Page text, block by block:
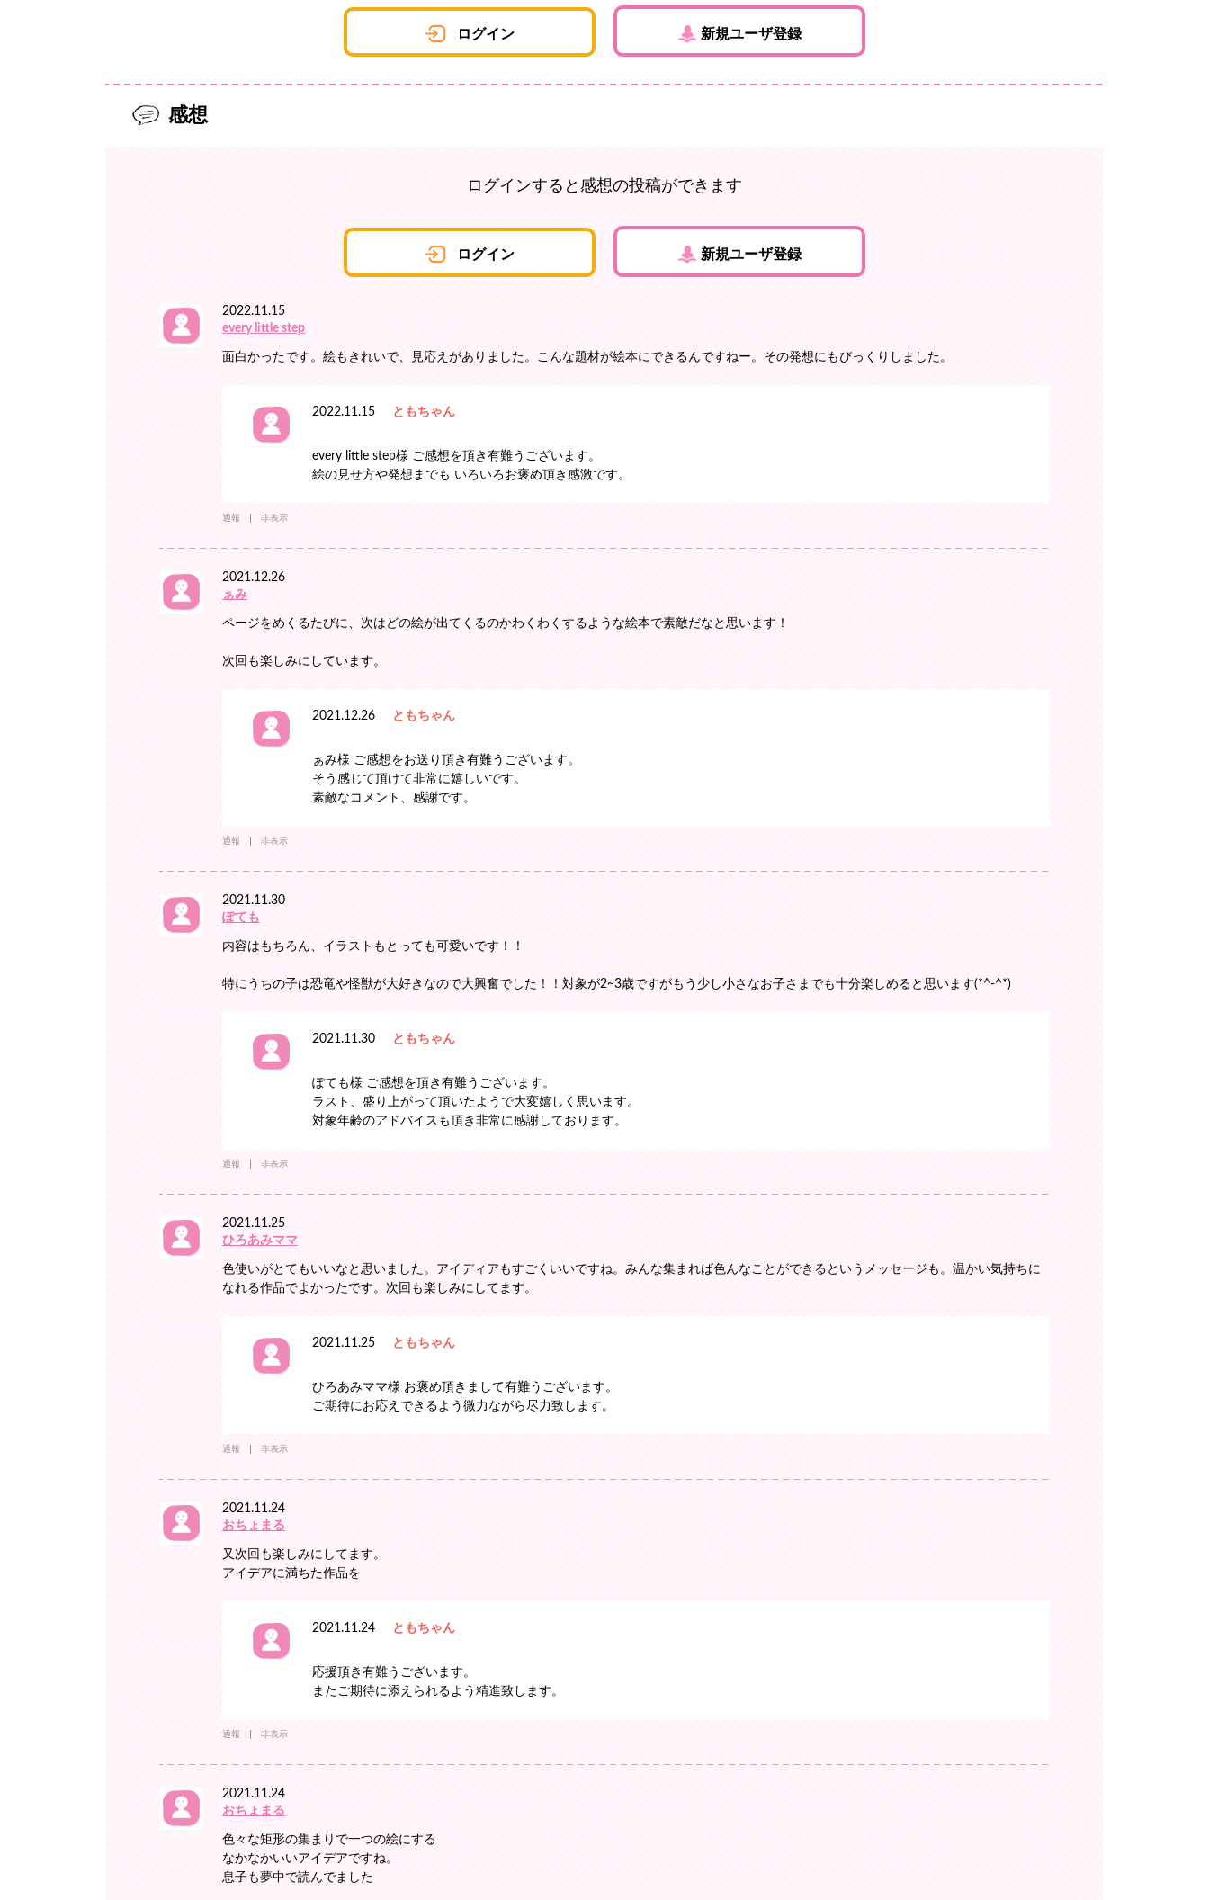
ログイン 新規ユーザ登録
感想
ログインすると感想の投稿ができます
ログイン 新規ユーザ登録
2022.11.15
every little step
面白かったです。絵もきれいで、見応えがありました。こんな題材が絵本にできるんですねー。その発想にもびっくりしました。
2022.11.15 ともちゃん
every little step様 ご感想を頂き有難うございます。
絵の見せ方や発想までも いろいろお褒め頂き感激です。
通報 非表示
2021.12.26
ぁみ
ページをめくるたびに、次はどの絵が出てくるのかわくわくするような絵本で素敵だなと思います！
次回も楽しみにしています。
2021.12.26 ともちゃん
ぁみ様 ご感想をお送り頂き有難うございます。
そう感じて頂けて非常に嬉しいです。
素敵なコメント、感謝です。
通報 非表示
2021.11.30
ぽても
内容はもちろん、イラストもとっても可愛いです！！
特にうちの子は恐竜や怪獣が大好きなので大興奮でした！！対象が2~3歳ですがもう少し小さなお子さまでも十分楽しめると思います(*^-^*)
2021.11.30 ともちゃん
ぽても様 ご感想を頂き有難うございます。
ラスト、盛り上がって頂いたようで大変嬉しく思います。
対象年齢のアドバイスも頂き非常に感謝しております。
通報 非表示
2021.11.25
ひろあみママ
色使いがとてもいいなと思いました。アイディアもすごくいいですね。みんな集まれば色んなことができるというメッセージも。温かい気持ちに
なれる作品でよかったです。次回も楽しみにしてます。
2021.11.25 ともちゃん
ひろあみママ様 お褒め頂きまして有難うございます。
ご期待にお応えできるよう微力ながら尽力致します。
通報 非表示
2021.11.24
おちょまる
又次回も楽しみにしてます。
アイデアに満ちた作品を
2021.11.24 ともちゃん
応援頂き有難うございます。
またご期待に添えられるよう精進致します。
通報 非表示
2021.11.24
おちょまる
色々な矩形の集まりで一つの絵にする
なかなかいいアイデアですね。
息子も夢中で読んでました